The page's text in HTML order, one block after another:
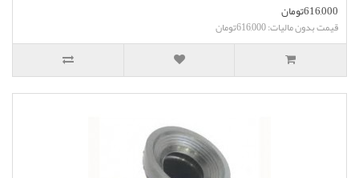
616,000تومان
قیمت بدون مالیات: 616,000تومان